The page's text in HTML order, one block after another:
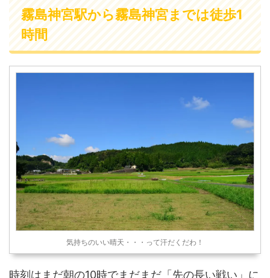
霧島神宮駅から霧島神宮までは徒歩1
時間
気持ちのいい晴天・・・って汗だくだわ！
時刻はまだ朝の10時でまだまだ「先の長い戦い」に